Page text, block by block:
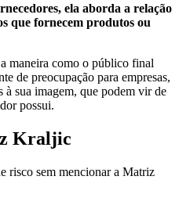
ela aborda a relação
que fornecem produtos ou
maneira como o público final
de preocupação para empresas,
à sua imagem, que podem vir de
possui.
Kraljic
risco sem mencionar a Matriz